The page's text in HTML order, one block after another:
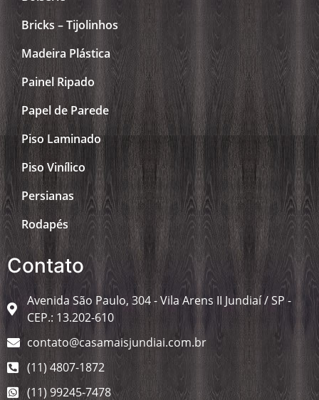
Bricks – Tijolinhos
Madeira Plástica
Painel Ripado
Papel de Parede
Piso Laminado
Piso Vinílico
Persianas
Rodapés
Contato
Avenida São Paulo, 304 - Vila Arens II Jundiaí / SP -
CEP.: 13.202-610
contato@casamaisjundiai.com.br
(11) 4807-1872
(11) 99245-7478